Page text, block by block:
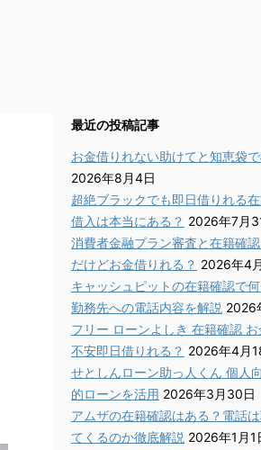
最近の投稿記事
お金借りれない助けてと知恵袋
2026年8月4日
超絶ブラックでも即日借りれる
借入は本当にある？ 2026年7月
消費者金融プラン審査と在籍確
だけどお金借りれる？ 2026年4
キャッシュピットの在籍確認で
勤務先への電話内容を解説 2026
フリー ローンよしき 在籍確認
不安即日借りれる？ 2026年4月
せとしんローン助っ人くん 個人
的ローンを活用 2026年3月30日
アムザの在籍確認はある？電話
てくるのか徹底解説 2026年1月1